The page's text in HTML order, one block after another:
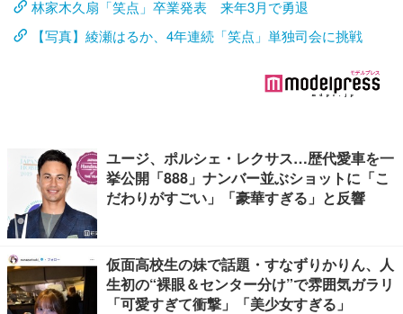
林家木久扇「笑点」卒業発表 来年3月で勇退
【写真】綾瀬はるか、4年連続「笑点」単独司会に挑戦
ユージ、ポルシェ・レクサス…歴代愛車を一
挙公開「888」ナンバー並ぶショットに「こ
だわりがすごい」「豪華すぎる」と反響
仮面高校生の妹で話題・すなずりかりん、人
生初の“裸眼＆センター分け”で雰囲気ガラリ
「可愛すぎて衝撃」「美少女すぎる」